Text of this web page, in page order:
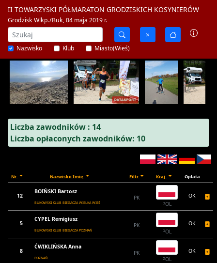
II TOWARZYSKI PÓŁMARATON GRODZISKICH KOSYNIERÓW
Grodzisk Wlkp./Buk, 04 maja 2019 r.
Nazwisko Klub Miasto(Wieś)
Liczba zawodników : 14
Liczba opłaconych zawodników: 10
Nr Nazwisko Imię Filtr Kraj Opłata
12
BOIŃSKI Bartosz
BUKOWSKI KLUB BIEGACZA WIELKA WIEŚ
PK
POL
OK
5
CYPEL Remigiusz
BUKOWSKI KLUB BIEGACZA POZNAŃ
PK
POL
OK
8
ĆWIKLIŃSKA Anna
POZNAŃ
PK
POL
OK